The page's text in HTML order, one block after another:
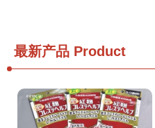
最新产品 Product